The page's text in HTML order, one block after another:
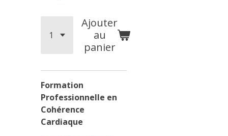
Ajouter
au
panier
Formation
Professionnelle en
Cohérence
Cardiaque